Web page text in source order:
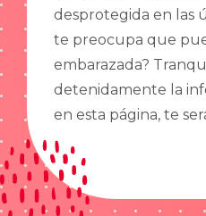
desprotegida en las
te preocupa que
embarazada?
detenidamente la
en esta página, te